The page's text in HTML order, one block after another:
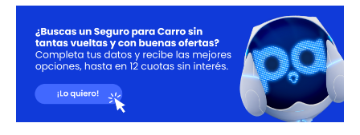
VER BLOG